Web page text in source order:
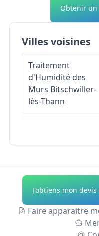
Obtenir
Villes voisines
Traitement
d'Humidité des
Murs Bitschwiller-
lès-Thann
Traitement
d'Humidité des
MursLeimbach
J'obtiens mon
Faire apparaitre